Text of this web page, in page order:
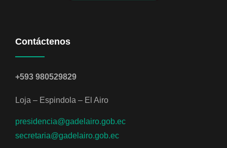
Contáctenos
+593 980529829
Loja – Espindola – El Airo
presidencia@gadelairo.gob.ec
secretaria@gadelairo.gob.ec